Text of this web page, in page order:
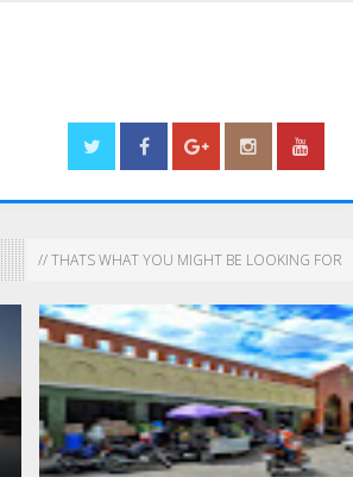
// THATS WHAT YOU MIGHT BE LOOKING FOR